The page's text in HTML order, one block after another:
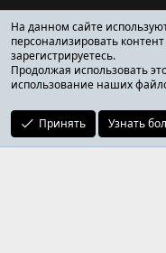
Поделиться
Facebook
X (Twitter)
Reddit
ОТЗЫВЫ ОНЛАЙН ФОРУМ
На данном сайте
персонализировать
зарегистрируетесь.
Продолжая использовать
использование наших
Принять Узнать